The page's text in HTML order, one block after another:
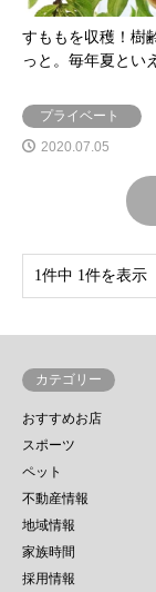
すももを収穫！樹
っと。毎年夏とい
プライベート
2020.07.05
1件中 1件を表示
カテゴリー
おすすめお店
スポーツ
ペット
不動産情報
地域情報
家族時間
採用情報